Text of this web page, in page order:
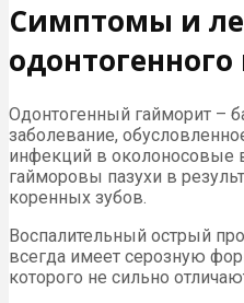
Симптомы и
Одонтогенный гайморит –
заболевание,
инфекций в околоносовые
гайморовы пазухи в
коренных зубов.
Воспалительный острый
всегда имеет серозную
которого не сильно